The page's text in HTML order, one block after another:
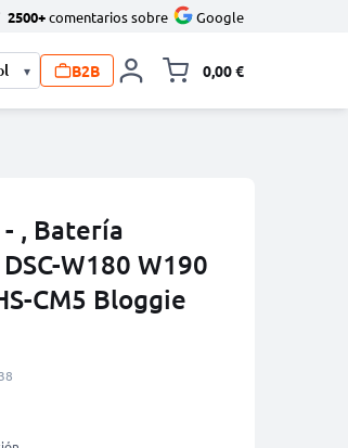
2500+comentarios sobre Google
▾ B2B 0,00 €
, Batería
W180 W190
CM5 Bloggie